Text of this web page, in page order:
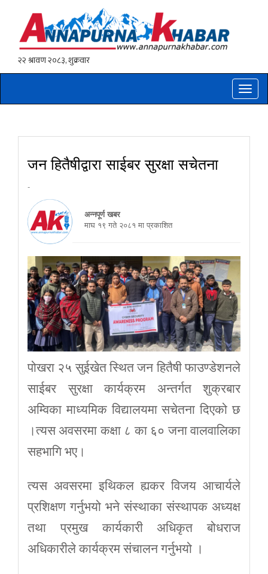
Toggle
जन हितैषीद्वारा साईबर सुरक्षा सचेतना
-
अन्नपूर्ण खबर
माघ १९ गते २०८१ मा प्रकाशित
पोखरा २५ सुईखेत स्थित जन हितैषी फाउण्डेशनले
साईबर सुरक्षा कार्यक्रम अन्तर्गत शुक्रबार
अम्विका माध्यमिक विद्यालयमा सचेतना दिएको छ
।त्यस अवसरमा कक्षा ८ का ६० जना वालवालिका
सहभागि भए।
त्यस अवसरमा इथिकल ह्यकर विजय आचार्यले
प्रशिक्षण गर्नुभयो भने संस्थाका संस्थापक अध्यक्ष
तथा प्रमुख कार्यकारी अधिकृत बोधराज
अधिकारीले कार्यक्रम संचालन गर्नुभयो ।